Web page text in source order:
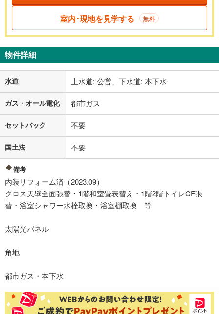
室内･現地を見学する 無料
物件詳細
水道 上水道: 公営、下水道: 本下水
ガス・オール電化 都市ガス
セットバック 不要
国土法 不要
備考
内装リフォーム済（2023.09）
クロス天壁全面張替・1階和室畳表替え・1階2階トイレCF張
替・浴室シャワー水栓取換・浴室棚取換 等
太陽光パネル
角地
都市ガス・本下水